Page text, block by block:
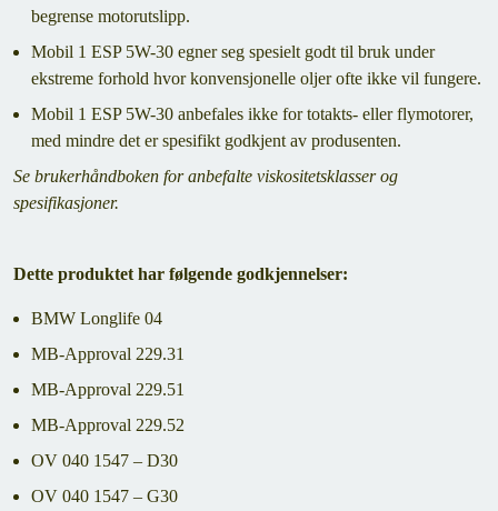
begrense motorutslipp.
Mobil 1 ESP 5W-30 egner seg spesielt godt til bruk under
ekstreme forhold hvor konvensjonelle oljer ofte ikke vil fungere.
Mobil 1 ESP 5W-30 anbefales ikke for totakts- eller flymotorer,
med mindre det er spesifikt godkjent av produsenten.
Se brukerhåndboken for anbefalte viskositetsklasser og
spesifikasjoner.
Dette produktet har følgende godkjennelser:
BMW Longlife 04
MB-Approval 229.31
MB-Approval 229.51
MB-Approval 229.52
OV 040 1547 – D30
OV 040 1547 – G30